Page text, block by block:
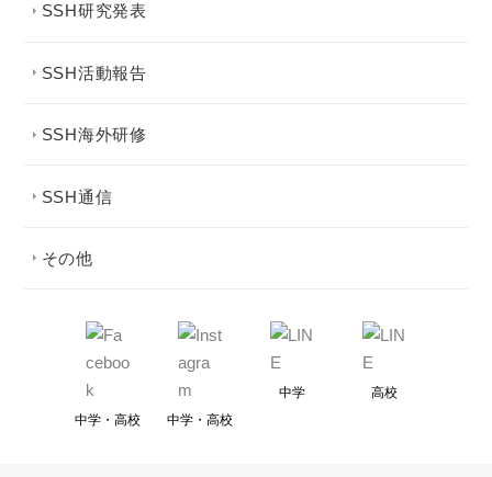
SSH研究発表
SSH活動報告
SSH海外研修
SSH通信
その他
中学・高校 中学・高校
中学 高校